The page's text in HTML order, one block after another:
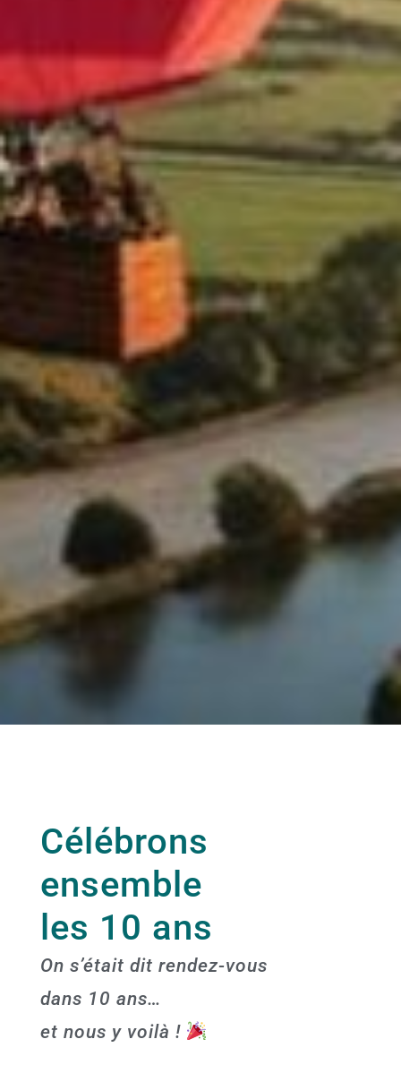
Célébrons
ensemble
les 10 ans
On s’était dit rendez-vous
dans 10 ans…
et nous y voilà !